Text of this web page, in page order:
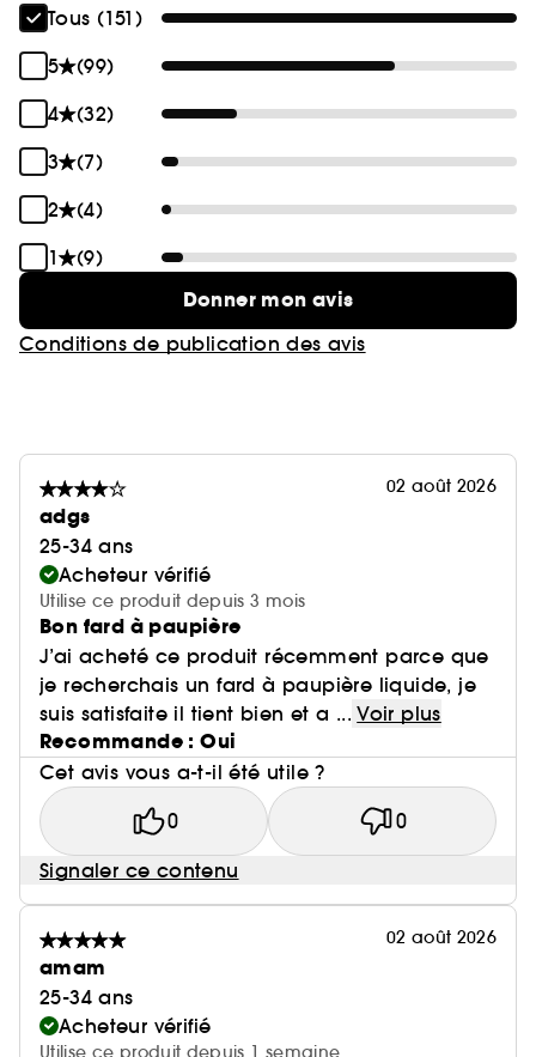
Tous (151)
5
(99)
4
(32)
3
(7)
2
(4)
1
(9)
Donner mon avis
Conditions de publication des avis
02 août 2026
adgs
25-34 ans
Acheteur vérifié
Utilise ce produit depuis 3 mois
Bon fard à paupière
J’ai acheté ce produit récemment parce que
je recherchais un fard à paupière liquide, je
suis satisfaite il tient bien et a ... Voir plus
Recommande : Oui
Cet avis vous a-t-il été utile ?
0 0
Signaler ce contenu
02 août 2026
amam
25-34 ans
Acheteur vérifié
Utilise ce produit depuis 1 semaine